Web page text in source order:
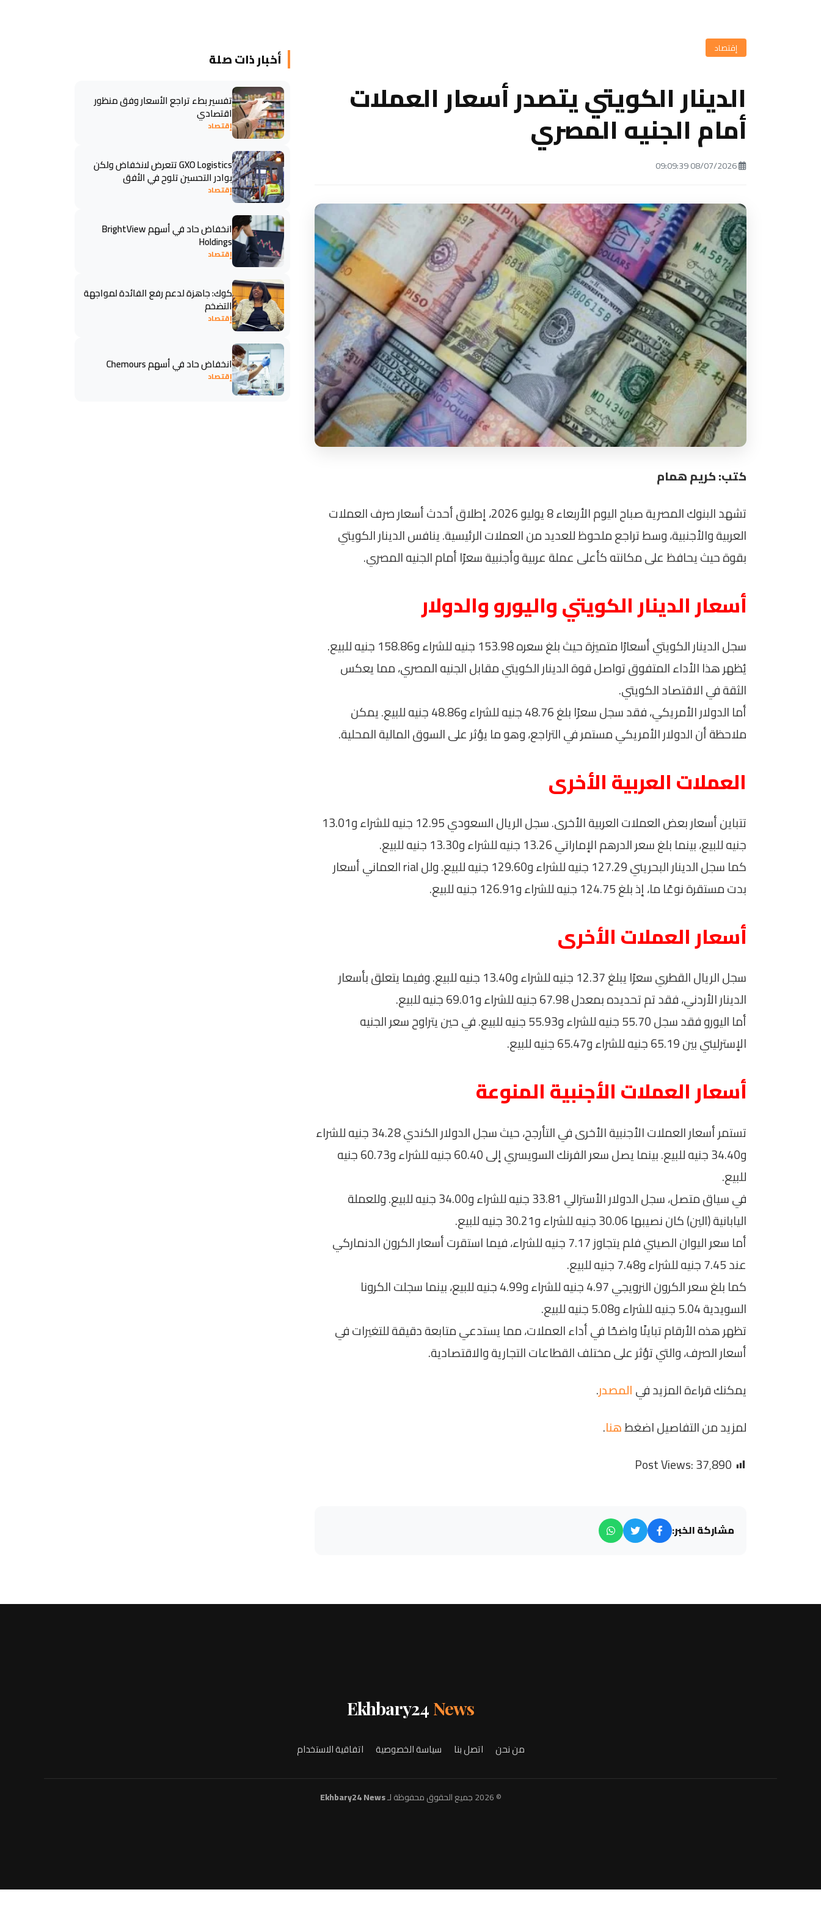
إقتصاد
الدينار الكويتي يتصدر أسعار العملات
أمام الجنيه المصري
كتب: كريم همام
تشهد البنوك المصرية صباح اليوم الأربعاء 8 يوليو 2026، إطلاق أحدث أسعار صرف العملات
العربية والأجنبية، وسط تراجع ملحوظ للعديد من العملات الرئيسية. ينافس الدينار الكويتي
بقوة حيث يحافظ على مكانته كأعلى عملة عربية وأجنبية سعرًا أمام الجنيه المصري.
أسعار الدينار الكويتي واليورو والدولار
سجل الدينار الكويتي أسعارًا متميزة حيث بلغ سعره 153.98 جنيه للشراء و158.86 جنيه للبيع.
يُظهر هذا الأداء المتفوق تواصل قوة الدينار الكويتي مقابل الجنيه المصري، مما يعكس
الثقة في الاقتصاد الكويتي.
أما الدولار الأمريكي، فقد سجل سعرًا بلغ 48.76 جنيه للشراء و48.86 جنيه للبيع. يمكن
ملاحظة أن الدولار الأمريكي مستمر في التراجع، وهو ما يؤثر على السوق المالية المحلية.
العملات العربية الأخرى
تتباين أسعار بعض العملات العربية الأخرى. سجل الريال السعودي 12.95 جنيه للشراء و13.01
جنيه للبيع، بينما بلغ سعر الدرهم الإماراتي 13.26 جنيه للشراء و13.30 جنيه للبيع.
كما سجل الدينار البحريني 127.29 جنيه للشراء و129.60 جنيه للبيع. ولل rial العماني أسعار
بدت مستقرة نوعًا ما، إذ بلغ 124.75 جنيه للشراء و126.91 جنيه للبيع.
أسعار العملات الأخرى
سجل الريال القطري سعرًا يبلغ 12.37 جنيه للشراء و13.40 جنيه للبيع. وفيما يتعلق بأسعار
الدينار الأردني، فقد تم تحديده بمعدل 67.98 جنيه للشراء و69.01 جنيه للبيع.
أما اليورو فقد سجل 55.70 جنيه للشراء و55.93 جنيه للبيع. في حين يتراوح سعر الجنيه
الإسترليني بين 65.19 جنيه للشراء و65.47 جنيه للبيع.
أسعار العملات الأجنبية المنوعة
تستمر أسعار العملات الأجنبية الأخرى في التأرجح، حيث سجل الدولار الكندي 34.28 جنيه للشراء
و34.40 جنيه للبيع. بينما يصل سعر الفرنك السويسري إلى 60.40 جنيه للشراء و60.73 جنيه
للبيع.
في سياق متصل، سجل الدولار الأسترالي 33.81 جنيه للشراء و34.00 جنيه للبيع. وللعملة
اليابانية (الين) كان نصيبها 30.06 جنيه للشراء و30.21 جنيه للبيع.
أما سعر اليوان الصيني فلم يتجاوز 7.17 جنيه للشراء، فيما استقرت أسعار الكرون الدنماركي
عند 7.45 جنيه للشراء و7.48 جنيه للبيع.
كما بلغ سعر الكرون النرويجي 4.97 جنيه للشراء و4.99 جنيه للبيع، بينما سجلت الكرونا
السويدية 5.04 جنيه للشراء و5.08 جنيه للبيع.
تظهر هذه الأرقام تباينًا واضحًا في أداء العملات، مما يستدعي متابعة دقيقة للتغيرات في
أسعار الصرف، والتي تؤثر على مختلف القطاعات التجارية والاقتصادية.
يمكنك قراءة المزيد فيالمصدر.
لمزيد من التفاصيل اضغطهنا.
Post Views:37٬890
مشاركة الخبر:
أخبار ذات صلة
تفسير بطء تراجع الأسعار وفق منظور
اقتصادي
إقتصاد
GXO Logistics تتعرض لانخفاض ولكن
بوادر التحسين تلوح في الأفق
إقتصاد
انخفاض حاد في أسهم BrightView
Holdings
إقتصاد
كوك: جاهزة لدعم رفع الفائدة لمواجهة
التضخم
إقتصاد
انخفاض حاد في أسهم Chemours
إقتصاد
Ekhbary24 News
من نحن اتصل بنا سياسة الخصوصية اتفاقية الاستخدام
© 2026 جميع الحقوق محفوظة لـ Ekhbary24 News